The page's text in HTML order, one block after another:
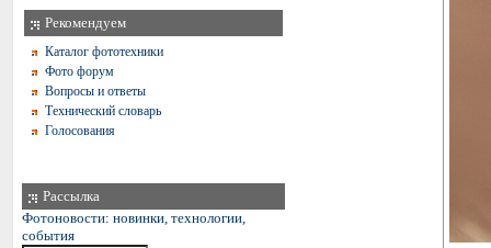
Рекомендуем
Каталог фототехники
Фото форум
Вопросы и ответы
Технический словарь
Голосования
Рассылка
Фотоновости: новинки, технологии,
события